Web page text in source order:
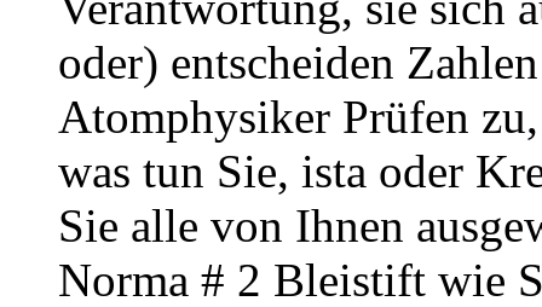
oder) entscheiden
Atomphysiker Prüfen
was tun Sie, ista oder
Sie alle von Ihnen
Norma # 2 Bleistift wie